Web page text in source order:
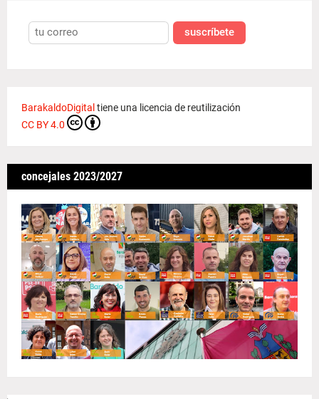
suscríbete
BarakaldoDigital tiene una licencia de reutilización
CC BY 4.0
concejales 2023/2027